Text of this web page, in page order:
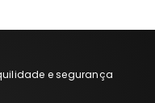
e segurança